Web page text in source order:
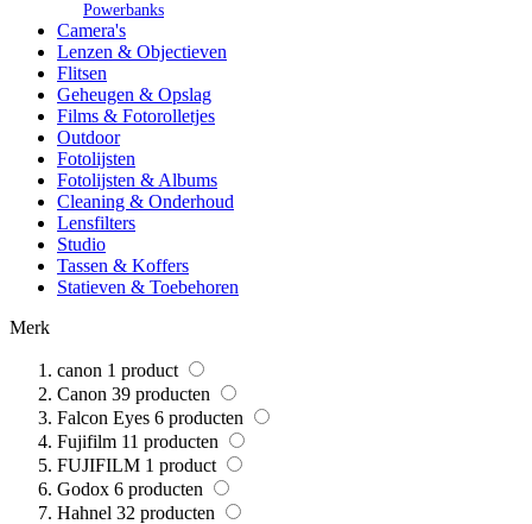
Camera's
Lenzen & Objectieven
Flitsen
Powerbanks
Geheugen & Opslag
Films & Fotorolletjes
Outdoor
Fotolijsten
Fotolijsten & Albums
Cleaning & Onderhoud
Lensfilters
Studio
Tassen & Koffers
Statieven & Toebehoren
Merk
canon 1 product
Canon 39 producten
Falcon Eyes 6 producten
Fujifilm 11 producten
FUJIFILM 1 product
Godox 6 producten
Hahnel 32 producten